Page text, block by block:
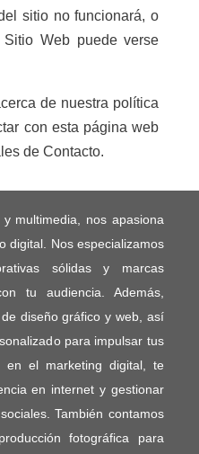
sitio no funcionará, o
Web puede verse
de nuestra política
con esta página web
de Contacto.
multimedia, nos apasiona
digital. Nos especializamos
sólidas y marcas
tu audiencia. Además,
diseño gráfico y web, así
para impulsar tus
en el marketing digital, te
en internet y gestionar
También contamos
fotográfica para